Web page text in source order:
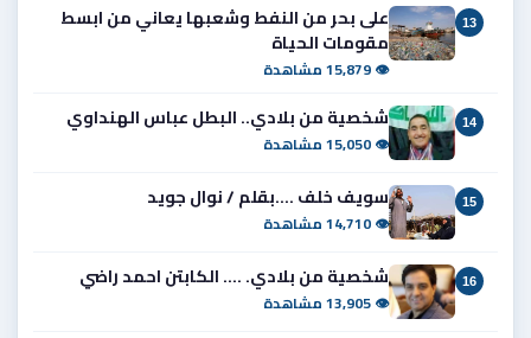
13
على بحر من النفط وشعبها يعاني من ابسط
مقومات الحياة
👁 15,879 مشاهدة
14 شخصية من بلادي.. البطل عباس الهنداوي
👁 15,050 مشاهدة
15 سويف خلف ....بقلم / نوال جويد
👁 14,710 مشاهدة
16 شخصية من بلادي. .... الكابتن احمد راضي
👁 13,905 مشاهدة